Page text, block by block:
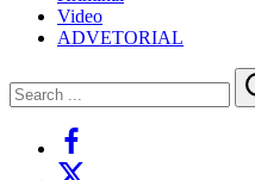
Video
ADVETORIAL
Search
https://www.facebook.com/
https://twitter.com/